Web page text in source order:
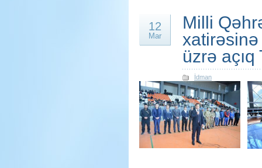
12
Mar
Milli
üzrə
İdman